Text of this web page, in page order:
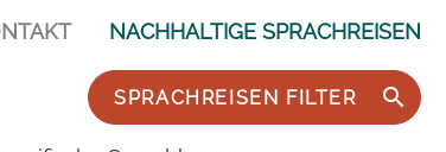
NACHHALTIGE SPRACHREISEN
SPRACHREISEN FILTER